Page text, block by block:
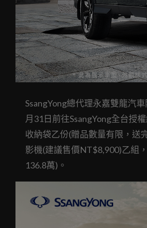
SsangYong總代理永嘉雙龍汽
月31日前往SsangYong全台授
收納袋乙份(贈品數量有限，送
影機(建議售價NT$8,900)乙組
136.8萬)。